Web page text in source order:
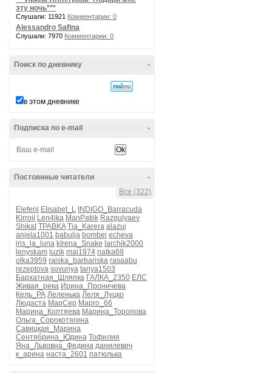
эту ночь***
Слушали: 11921 Комментарии: 0
Alessandro Safina
Слушали: 7970 Комментарии: 0
-
Поиск по дневнику
в этом дневнике
-
Подписка по e-mail
-
Постоянные читатели
Все (322)
Elefeni Elisabet_L INDIGO_Barracuda
Kirroil
Len4ika ManPatiik Razgulyaev
Shikat TPABKA Tia_Karera alazuj
anjela1001 babulja bombei echeva
iris_la_luna kIrena_Snake larchik2000
lenyskam luzik mai1974 natka69
olka3959 raiska_barbariska rasaabu
rezeptova sovunya tanya1503
Бархатная_Шляпка ГАЛКА_2350 ЕЛС
Живая_река Ирина_Проничева
Кель_РА Леленька Леля_Луцко
Людаста МарСер Марго_66
Марина_Коптяева Марина_Торопова
Ольга_Сорокотягина
Савицкая_Марина
Сентябрина_Юдина Тофилия
Яна_Львовна_Федина данилевич
к_арина наста_2601 патюлька